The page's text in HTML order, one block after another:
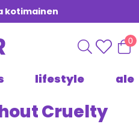
kotimainen
0
lifestyle ale
Cruelty